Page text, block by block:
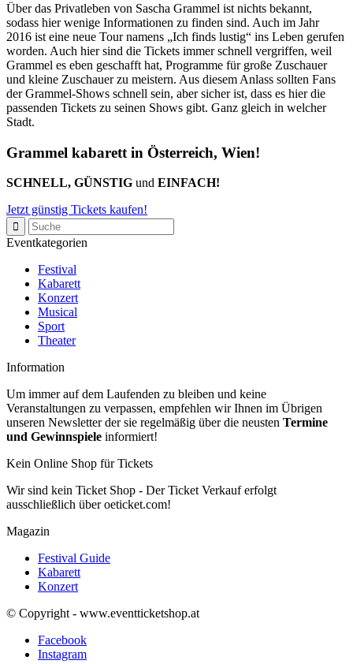
Über das Privatleben von Sascha Grammel ist nichts bekannt,
sodass hier wenige Informationen zu finden sind. Auch im Jahr
2016 ist eine neue Tour namens „Ich finds lustig“ ins Leben gerufen
worden. Auch hier sind die Tickets immer schnell vergriffen, weil
Grammel es eben geschafft hat, Programme für große Zuschauer
und kleine Zuschauer zu meistern. Aus diesem Anlass sollten Fans
der Grammel-Shows schnell sein, aber sicher ist, dass es hier die
passenden Tickets zu seinen Shows gibt. Ganz gleich in welcher
Stadt.
Grammel kabarett in Österreich, Wien!
SCHNELL, GÜNSTIG und EINFACH!
Jetzt günstig Tickets kaufen!
Eventkategorien
Festival
Kabarett
Konzert
Musical
Sport
Theater
Information
Um immer auf dem Laufenden zu bleiben und keine
Veranstaltungen zu verpassen, empfehlen wir Ihnen im Übrigen
unseren Newsletter der sie regelmäßig über die neusten Termine
und Gewinnspiele informiert!
Kein Online Shop für Tickets
Wir sind kein Ticket Shop - Der Ticket Verkauf erfolgt
ausschließlich über oeticket.com!
Magazin
Festival Guide
Kabarett
Konzert
© Copyright - www.eventticketshop.at
Facebook
Instagram